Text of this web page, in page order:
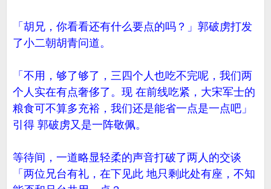
「胡兄，你看看还有什么要点的吗？」郭破虏打发
了小二朝胡青问道。
「不用，够了够了，三四个人也吃不完呢，我们两
个人实在有点奢侈了。现 在前线吃紧，大宋军士的
粮食可不算多充裕，我们还是能省一点是一点吧」
引得 郭破虏又是一阵敬佩。
等待间，一道略显轻柔的声音打破了两人的交谈
「两位兄台有礼，在下见此 地只剩此处有座，不知